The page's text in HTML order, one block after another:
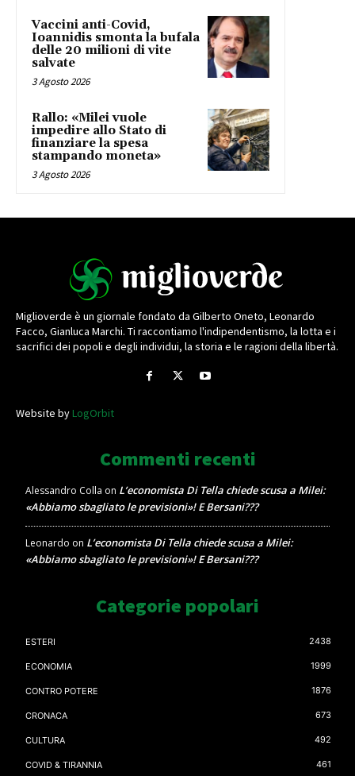
Vaccini anti-Covid,
Ioannidis smonta la bufala
delle 20 milioni di vite
salvate
3 Agosto 2026
Rallo: «Milei vuole
impedire allo Stato di
finanziare la spesa
stampando moneta»
3 Agosto 2026
Miglioverde è un giornale fondato da Gilberto Oneto, Leonardo
Facco, Gianluca Marchi. Ti raccontiamo l'indipendentismo, la lotta e i
sacrifici dei popoli e degli individui, la storia e le ragioni della libertà.
Website byLogOrbit
Commenti recenti
Alessandro Colla on L’economista Di Tella chiede scusa a Milei:
«Abbiamo sbagliato le previsioni»! E Bersani???
Leonardo on L’economista Di Tella chiede scusa a Milei:
«Abbiamo sbagliato le previsioni»! E Bersani???
Categorie popolari
ESTERI 2438
ECONOMIA 1999
CONTRO POTERE 1876
CRONACA 673
CULTURA 492
COVID & TIRANNIA 461